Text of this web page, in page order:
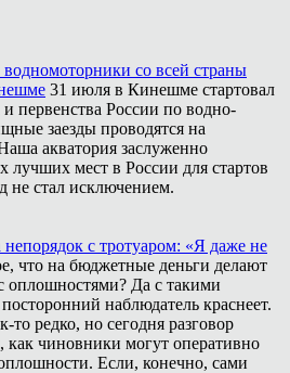
со всей страны
31 июля в Кинешме стартовал
первенства России по водно-
заезды проводятся на
акватория заслуженно
лучших мест в России для стартов
не стал исключением.
с тротуаром: «Я даже не
что на бюджетные деньги делают
оплошностями? Да с такими
наблюдатель краснеет.
то редко, но сегодня разговор
чиновники могут оперативно
Если, конечно, сами